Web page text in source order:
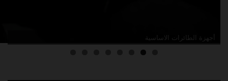
مقدمة في قائمة الحد الأدنى للأعطال